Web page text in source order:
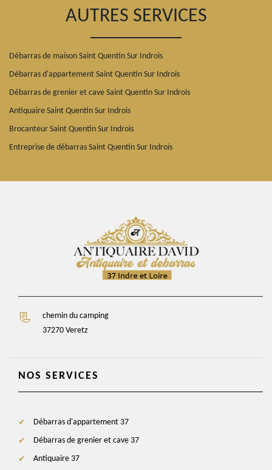
AUTRES SERVICES
Débarras de maison Saint Quentin Sur Indrois
Débarras d'appartement Saint Quentin Sur Indrois
Débarras de grenier et cave Saint Quentin Sur Indrois
Antiquaire Saint Quentin Sur Indrois
Brocanteur Saint Quentin Sur Indrois
Entreprise de débarras Saint Quentin Sur Indrois
chemin du camping
37270 Veretz
NOS SERVICES
Débarras d'appartement 37
Débarras de grenier et cave 37
Antiquaire 37